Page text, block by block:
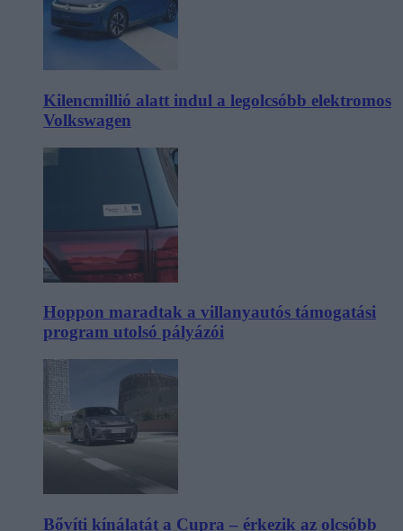
Kilencmillió alatt indul a legolcsóbb elektromos
Volkswagen
Hoppon maradtak a villanyautós támogatási
program utolsó pályázói
Bővíti kínálatát a Cupra – érkezik az olcsóbb